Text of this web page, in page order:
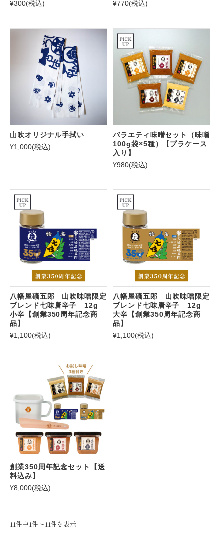
¥300(税込)
¥770(税込)
山吹オリジナル手拭い
¥1,000(税込)
バラエティ味噌セット（味噌
100g袋×5種）【プラケース
入り】
¥980(税込)
八幡屋礒五郎 山吹味噌限定
ブレンド七味唐辛子 12g
小辛【創業350周年記念商
品】
¥1,100(税込)
八幡屋礒五郎 山吹味噌限定
ブレンド七味唐辛子 12g
大辛【創業350周年記念商
品】
¥1,100(税込)
創業350周年記念セット【送
料込み】
¥8,000(税込)
11件中1件〜11件を表示